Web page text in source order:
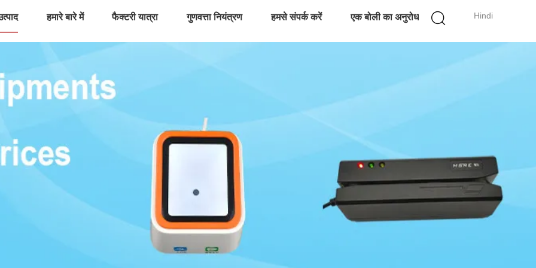
Hindi
हमारे बारे में फैक्टरी यात्रा गुणवत्ता नियंत्रण हमसे संपर्क करें एक बोली का अनुरोध